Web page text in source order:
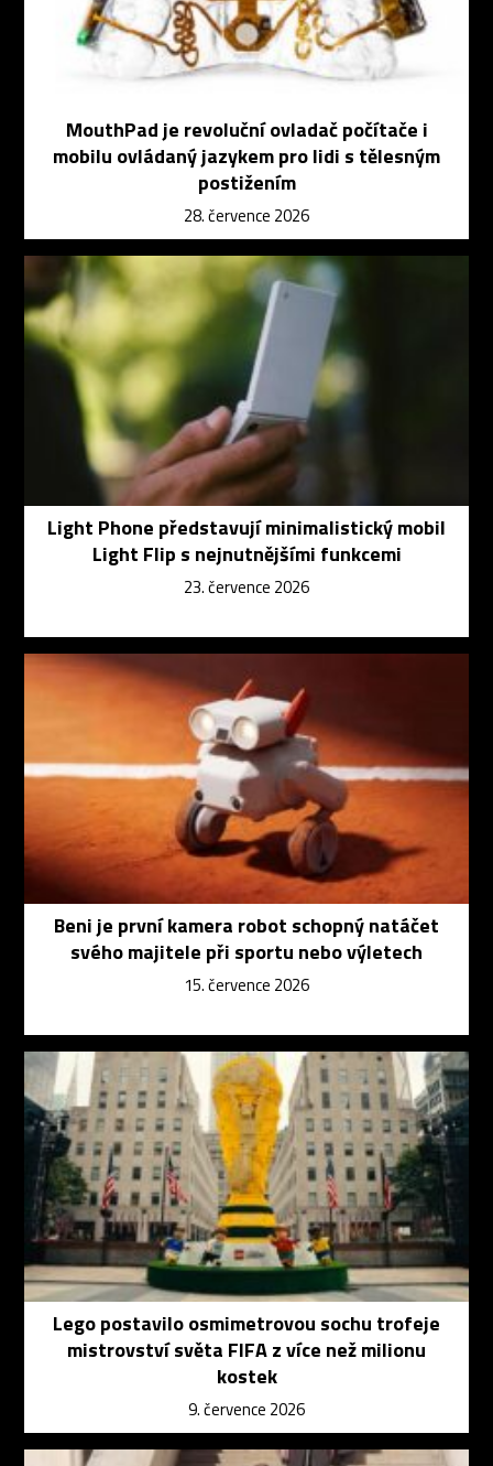
MouthPad je revoluční ovladač počítače i
mobilu ovládaný jazykem pro lidi s tělesným
postižením
28. července 2026
Light Phone představují minimalistický mobil
Light Flip s nejnutnějšími funkcemi
23. července 2026
Beni je první kamera robot schopný natáčet
svého majitele při sportu nebo výletech
15. července 2026
Lego postavilo osmimetrovou sochu trofeje
mistrovství světa FIFA z více než milionu
kostek
9. července 2026